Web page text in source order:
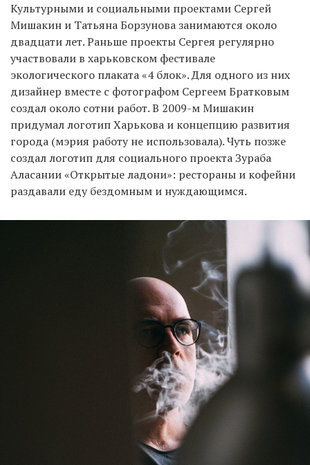
Культурными и социальными проектами Сергей
Мишакин и Татьяна Борзунова занимаются около
двадцати лет. Раньше проекты Сергея регулярно
участвовали в харьковском фестивале
экологического плаката «4 блок». Для одного из них
дизайнер вместе с фотографом Сергеем Братковым
создал около сотни работ. В 2009-м Мишакин
придумал логотип Харькова и концепцию развития
города (мэрия работу не использовала). Чуть позже
создал логотип для социального проекта Зураба
Аласании «Открытые ладони»: рестораны и кофейни
раздавали еду бездомным и нуждающимся.